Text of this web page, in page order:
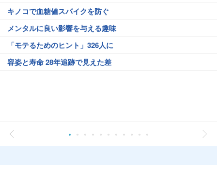
キノコで血糖値スパイクを防ぐ
メンタルに良い影響を与える趣味
「モテるためのヒント」326人に
容姿と寿命 28年追跡で見えた差